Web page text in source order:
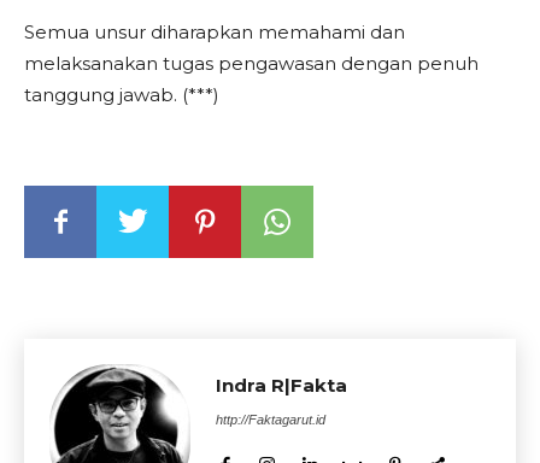
Semua unsur diharapkan memahami dan
melaksanakan tugas pengawasan dengan penuh
tanggung jawab. (***)
Indra R|Fakta
http://Faktagarut.id